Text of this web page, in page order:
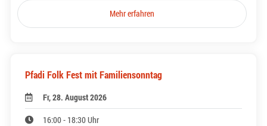
Mehr erfahren
Pfadi Folk Fest mit Familiensonntag
Fr, 28. August 2026
16:00 - 18:30 Uhr